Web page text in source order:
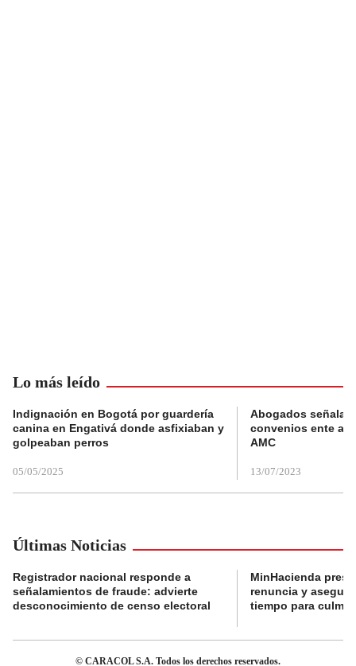
Lo más leído
Indignación en Bogotá por guardería
canina en Engativá donde asfixiaban y
golpeaban perros
05/05/2025
Abogados
convenios ente
AMC
13/07/2023
Últimas Noticias
Registrador nacional responde a
señalamientos de fraude: advierte
desconocimiento de censo electoral
MinHacienda
renuncia y
tiempo para
© CARACOL S.A. Todos los derechos reservados.